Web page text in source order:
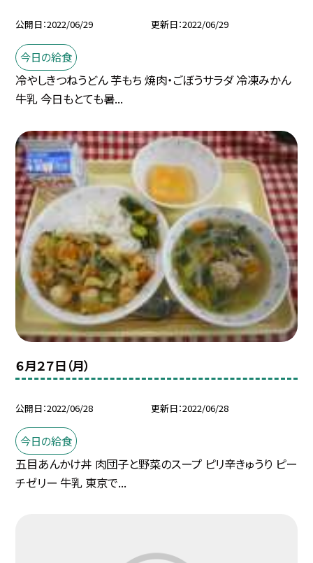
公開日 2022/06/29 更新日 2022/06/29
今日の給食
冷やしきつねうどん 芋もち 焼肉・ごぼうサラダ 冷凍みかん
牛乳 今日もとても暑...
６月２７日（月）
公開日 2022/06/28 更新日 2022/06/28
今日の給食
五目あんかけ丼 肉団子と野菜のスープ ピリ辛きゅうり ピー
チゼリー 牛乳 東京で...